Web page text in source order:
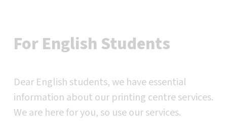
For English Students
Dear English students, we have essential
information about our printing centre services.
We are here for you, so use our services.